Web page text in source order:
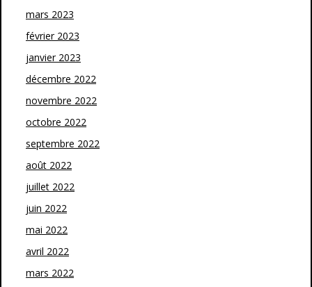
mars 2023
février 2023
janvier 2023
décembre 2022
novembre 2022
octobre 2022
septembre 2022
août 2022
juillet 2022
juin 2022
mai 2022
avril 2022
mars 2022